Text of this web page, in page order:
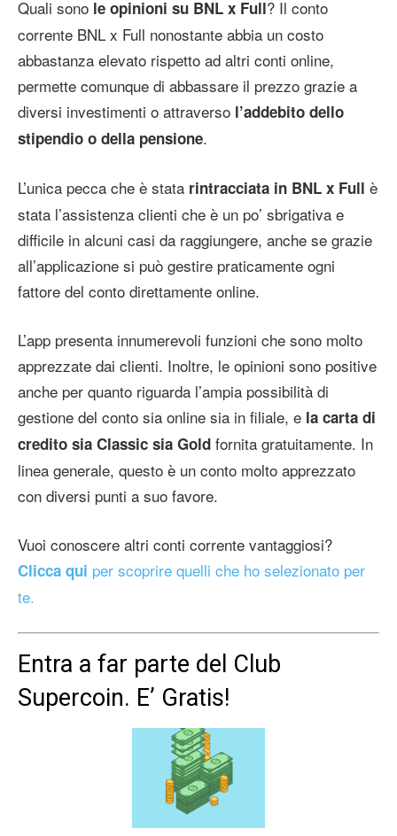
Quali sono le opinioni su BNL x Full? Il conto
corrente BNL x Full nonostante abbia un costo
abbastanza elevato rispetto ad altri conti online,
permette comunque di abbassare il prezzo grazie a
diversi investimenti o attraverso l’addebito dello
stipendio o della pensione.
L’unica pecca che è stata rintracciata in BNL x Full è
stata l’assistenza clienti che è un po’ sbrigativa e
difficile in alcuni casi da raggiungere, anche se grazie
all’applicazione si può gestire praticamente ogni
fattore del conto direttamente online.
L’app presenta innumerevoli funzioni che sono molto
apprezzate dai clienti. Inoltre, le opinioni sono positive
anche per quanto riguarda l’ampia possibilità di
gestione del conto sia online sia in filiale, e la carta di
credito sia Classic sia Gold fornita gratuitamente. In
linea generale, questo è un conto molto apprezzato
con diversi punti a suo favore.
Vuoi conoscere altri conti corrente vantaggiosi?
Clicca qui per scoprire quelli che ho selezionato per
te.
Entra a far parte del Club
Supercoin. E’ Gratis!